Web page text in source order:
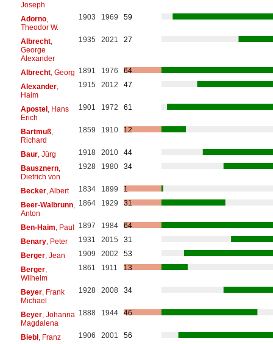
Joseph
Adorno,
Theodor W.
1903 1969 59
Albrecht,
George
Alexander
1935 2021 27
Albrecht, Georg 1891 1976
64
Alexander,
Haim
1915 2012 47
Apostel, Hans
Erich
1901 1972 61
Bartmuß,
Richard
1859 1910 12
Baur, Jürg 1918 2010
44
Bausznern,
Dietrich von
1928 1980 34
Becker, Albert 1834 1899
1
Beer-Walbrunn,
Anton
1864 1929 31
Ben-Haim , Paul 1897 1984
64
Benary, Peter 1931 2015
31
Berger, Jean 1909 2002
53
Berger,
Wilhelm
1861 1911 13
Beyer, Frank
Michael
1928 2008 34
Beyer, Johanna
Magdalena
1888 1944 46
Biebl, Franz 1906 2001
56